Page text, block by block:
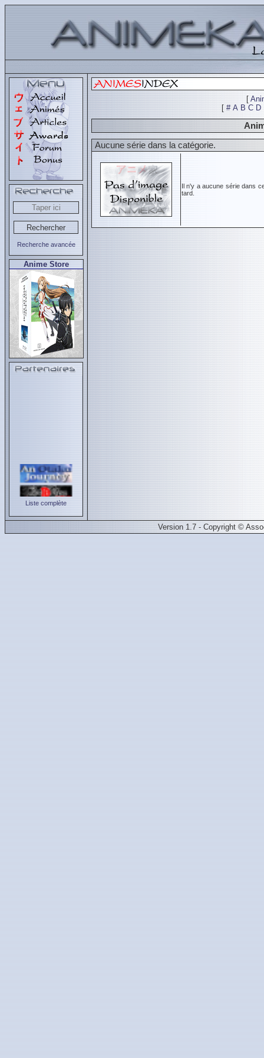
Recherche avancée
Anime Store
Liste complète
[
[ # A B C D
Aucune série dans la catégorie.
Il n'y a aucune série dans
tard.
Version 1.7 - Copyright ©